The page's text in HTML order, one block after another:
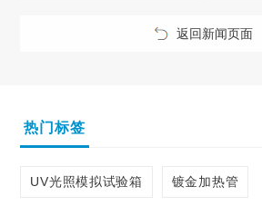
返回新闻页面
热门标签
UV光照模拟试验箱 镀金加热管